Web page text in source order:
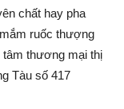
chất hay pha
ruốc thượng
tâm thương mại thị
Tàu số 417